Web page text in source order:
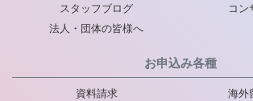
スタッフブログ
コン
法人・団体の皆様へ
お申込み各種
資料請求
海外